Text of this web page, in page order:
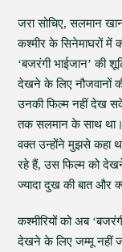
जरा सोचिए, सलमान
कश्मीर के सिनेमाघरों में
‘बजरंगी भाईजान’ की
देखने के लिए नौजवानों
उनकी फिल्म नहीं देख
तक सलमान के साथ
वक्त उन्होंने मुझसे कहा
रहे हैं, उस फिल्म को
ज्यादा दुख की बात और
कश्मीरियों को अब
देखने के लिए जम्मू नहीं